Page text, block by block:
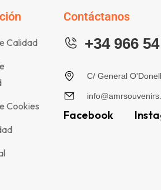
Calidad
Cookies
Contáctanos
+34 966
C/ General
Facebook